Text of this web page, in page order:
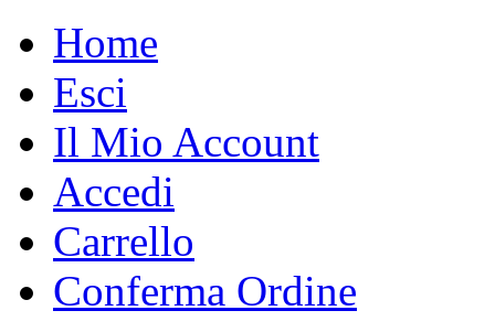
Home
Esci
Il Mio Account
Accedi
Carrello
Conferma Ordine